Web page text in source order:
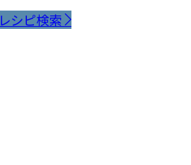
シピ検索